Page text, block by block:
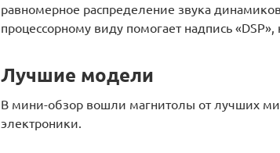
равномерное распределение звука
процессорному виду помогает надпись
Лучшие модели
В мини-обзор вошли магнитолы от лучших
электроники.